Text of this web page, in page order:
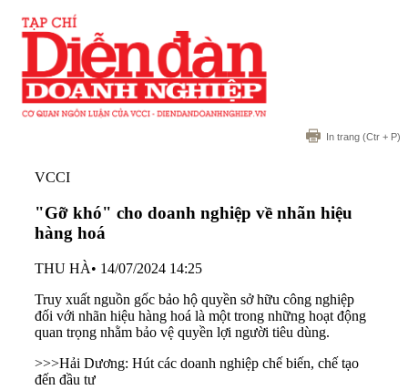
In trang (Ctr + P)
VCCI
"Gỡ khó" cho doanh nghiệp về nhãn hiệu
hàng hoá
THU HÀ• 14/07/2024 14:25
Truy xuất nguồn gốc bảo hộ quyền sở hữu công nghiệp
đối với nhãn hiệu hàng hoá là một trong những hoạt động
quan trọng nhằm bảo vệ quyền lợi người tiêu dùng.
>>>Hải Dương: Hút các doanh nghiệp chế biến, chế tạo
đến đầu tư